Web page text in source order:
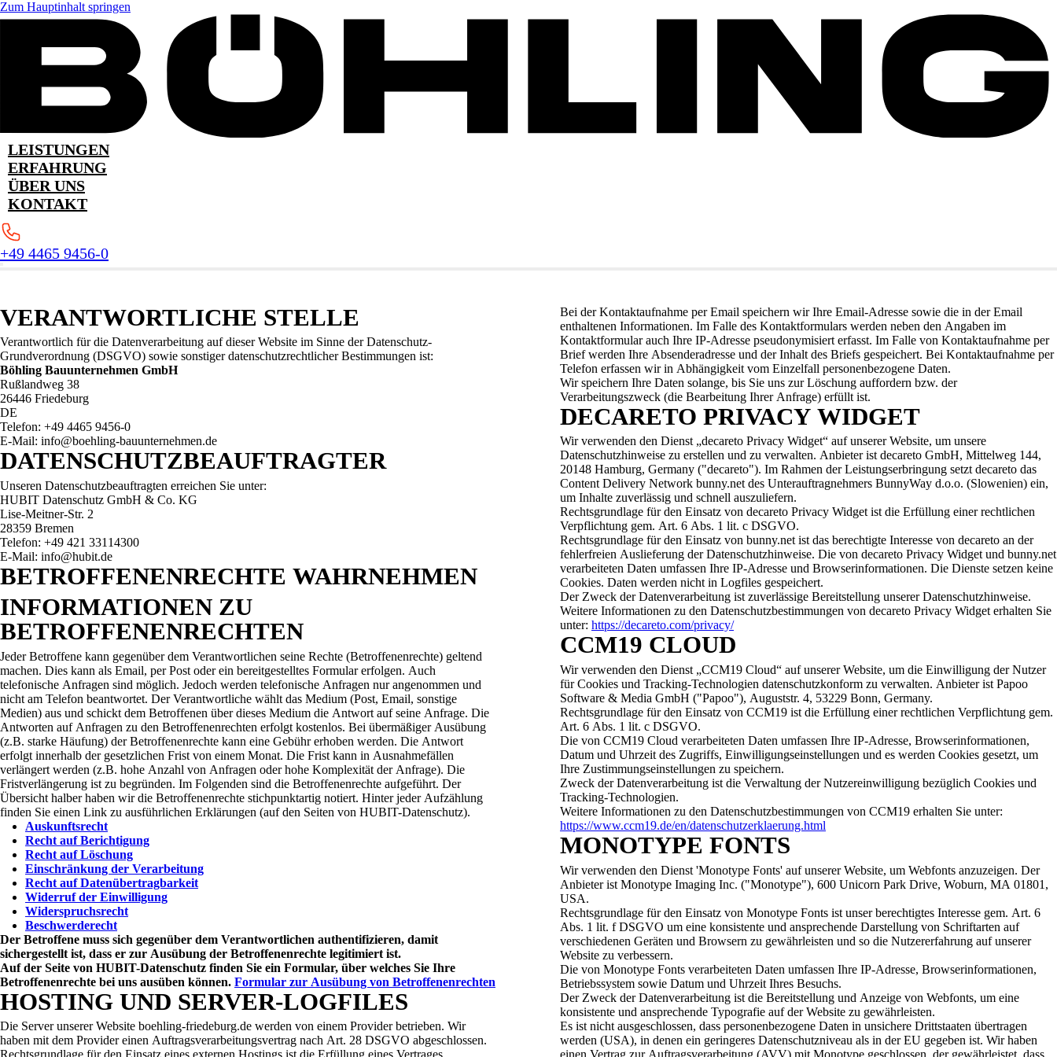
Zum Hauptinhalt springen
LEISTUNGEN
ERFAHRUNG
ÜBER UNS
KONTAKT
+49 4465 9456-0
VERANTWORTLICHE STELLE
Verantwortlich für die Datenverarbeitung auf dieser Website im Sinne der Datenschutz-
Grundverordnung (DSGVO) sowie sonstiger datenschutzrechtlicher Bestimmungen ist:
Böhling Bauunternehmen GmbH
Rußlandweg 38
26446 Friedeburg
DE
Telefon: +49 4465 9456-0
E-Mail: info@boehling-bauunternehmen.de
DATENSCHUTZBEAUFTRAGTER
Unseren Datenschutzbeauftragten erreichen Sie unter:
HUBIT Datenschutz GmbH & Co. KG
Lise-Meitner-Str. 2
28359 Bremen
Telefon: +49 421 33114300
E-Mail: info@hubit.de
BETROFFENENRECHTE WAHRNEHMEN
INFORMATIONEN ZU
BETROFFENENRECHTEN
Jeder Betroffene kann gegenüber dem Verantwortlichen seine Rechte (Betroffenenrechte) geltend
machen. Dies kann als Email, per Post oder ein bereitgestelltes Formular erfolgen. Auch
telefonische Anfragen sind möglich. Jedoch werden telefonische Anfragen nur angenommen und
nicht am Telefon beantwortet. Der Verantwortliche wählt das Medium (Post, Email, sonstige
Medien) aus und schickt dem Betroffenen über dieses Medium die Antwort auf seine Anfrage. Die
Antworten auf Anfragen zu den Betroffenenrechten erfolgt kostenlos. Bei übermäßiger Ausübung
(z.B. starke Häufung) der Betroffenenrechte kann eine Gebühr erhoben werden. Die Antwort
erfolgt innerhalb der gesetzlichen Frist von einem Monat. Die Frist kann in Ausnahmefällen
verlängert werden (z.B. hohe Anzahl von Anfragen oder hohe Komplexität der Anfrage). Die
Fristverlängerung ist zu begründen. Im Folgenden sind die Betroffenenrechte aufgeführt. Der
Übersicht halber haben wir die Betroffenenrechte stichpunktartig notiert. Hinter jeder Aufzählung
finden Sie einen Link zu ausführlichen Erklärungen (auf den Seiten von HUBIT-Datenschutz).
Auskunftsrecht
Recht auf Berichtigung
Recht auf Löschung
Einschränkung der Verarbeitung
Recht auf Datenübertragbarkeit
Widerruf der Einwilligung
Widerspruchsrecht
Beschwerderecht
Der Betroffene muss sich gegenüber dem Verantwortlichen authentifizieren, damit
sichergestellt ist, dass er zur Ausübung der Betroffenenrechte legitimiert ist.
Auf der Seite von HUBIT-Datenschutz finden Sie ein Formular, über welches Sie Ihre
Betroffenenrechte bei uns ausüben können. Formular zur Ausübung von Betroffenenrechten
HOSTING UND SERVER-LOGFILES
Die Server unserer Website boehling-friedeburg.de werden von einem Provider betrieben. Wir
haben mit dem Provider einen Auftragsverarbeitungsvertrag nach Art. 28 DSGVO abgeschlossen.
Bei der Kontaktaufnahme per Email speichern wir Ihre Email-Adresse sowie die in der Email
enthaltenen Informationen. Im Falle des Kontaktformulars werden neben den Angaben im
Kontaktformular auch Ihre IP-Adresse pseudonymisiert erfasst. Im Falle von Kontaktaufnahme per
Brief werden Ihre Absenderadresse und der Inhalt des Briefs gespeichert. Bei Kontaktaufnahme per
Telefon erfassen wir in Abhängigkeit vom Einzelfall personenbezogene Daten.
Wir speichern Ihre Daten solange, bis Sie uns zur Löschung auffordern bzw. der
Verarbeitungszweck (die Bearbeitung Ihrer Anfrage) erfüllt ist.
DECARETO PRIVACY WIDGET
Wir verwenden den Dienst „decareto Privacy Widget“ auf unserer Website, um unsere
Datenschutzhinweise zu erstellen und zu verwalten. Anbieter ist decareto GmbH, Mittelweg 144,
20148 Hamburg, Germany ("decareto"). Im Rahmen der Leistungserbringung setzt decareto das
Content Delivery Network bunny.net des Unterauftragnehmers BunnyWay d.o.o. (Slowenien) ein,
um Inhalte zuverlässig und schnell auszuliefern.
Rechtsgrundlage für den Einsatz von decareto Privacy Widget ist die Erfüllung einer rechtlichen
Verpflichtung gem. Art. 6 Abs. 1 lit. c DSGVO.
Rechtsgrundlage für den Einsatz von bunny.net ist das berechtigte Interesse von decareto an der
fehlerfreien Auslieferung der Datenschutzhinweise. Die von decareto Privacy Widget und bunny.net
verarbeiteten Daten umfassen Ihre IP-Adresse und Browserinformationen. Die Dienste setzen keine
Cookies. Daten werden nicht in Logfiles gespeichert.
Der Zweck der Datenverarbeitung ist zuverlässige Bereitstellung unserer Datenschutzhinweise.
Weitere Informationen zu den Datenschutzbestimmungen von decareto Privacy Widget erhalten Sie
unter: https://decareto.com/privacy/
CCM19 CLOUD
Wir verwenden den Dienst „CCM19 Cloud“ auf unserer Website, um die Einwilligung der Nutzer
für Cookies und Tracking-Technologien datenschutzkonform zu verwalten. Anbieter ist Papoo
Software & Media GmbH ("Papoo"), Auguststr. 4, 53229 Bonn, Germany.
Rechtsgrundlage für den Einsatz von CCM19 ist die Erfüllung einer rechtlichen Verpflichtung gem.
Art. 6 Abs. 1 lit. c DSGVO.
Die von CCM19 Cloud verarbeiteten Daten umfassen Ihre IP-Adresse, Browserinformationen,
Datum und Uhrzeit des Zugriffs, Einwilligungseinstellungen und es werden Cookies gesetzt, um
Ihre Zustimmungseinstellungen zu speichern.
Zweck der Datenverarbeitung ist die Verwaltung der Nutzereinwilligung bezüglich Cookies und
Tracking-Technologien.
Weitere Informationen zu den Datenschutzbestimmungen von CCM19 erhalten Sie unter:
https://www.ccm19.de/en/datenschutzerklaerung.html
MONOTYPE FONTS
Wir verwenden den Dienst 'Monotype Fonts' auf unserer Website, um Webfonts anzuzeigen. Der
Anbieter ist Monotype Imaging Inc. ("Monotype"), 600 Unicorn Park Drive, Woburn, MA 01801,
USA.
Rechtsgrundlage für den Einsatz von Monotype Fonts ist unser berechtigtes Interesse gem. Art. 6
Abs. 1 lit. f DSGVO um eine konsistente und ansprechende Darstellung von Schriftarten auf
verschiedenen Geräten und Browsern zu gewährleisten und so die Nutzererfahrung auf unserer
Website zu verbessern.
Die von Monotype Fonts verarbeiteten Daten umfassen Ihre IP-Adresse, Browserinformationen,
Betriebssystem sowie Datum und Uhrzeit Ihres Besuchs.
Der Zweck der Datenverarbeitung ist die Bereitstellung und Anzeige von Webfonts, um eine
konsistente und ansprechende Typografie auf der Website zu gewährleisten.
Es ist nicht ausgeschlossen, dass personenbezogene Daten in unsichere Drittstaaten übertragen
werden (USA), in denen ein geringeres Datenschutzniveau als in der EU gegeben ist. Wir haben
einen Vertrag zur Auftragsverarbeitung (AVV) mit Monotype geschlossen, der gewährleistet, dass